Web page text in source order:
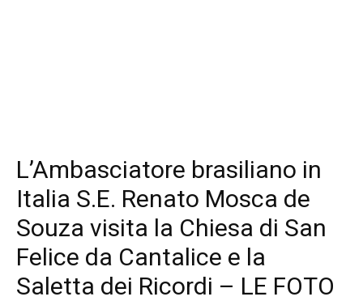
L’Ambasciatore brasiliano in
Italia S.E. Renato Mosca de
Souza visita la Chiesa di San
Felice da Cantalice e la
Saletta dei Ricordi – LE FOTO